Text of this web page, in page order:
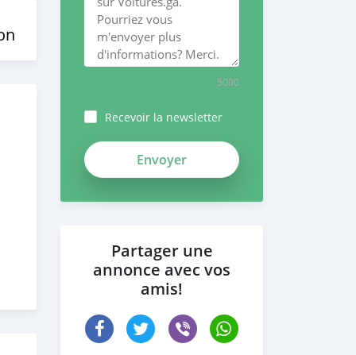
5000
Recevoir la newsletter
Partager une
annonce avec vos
amis!